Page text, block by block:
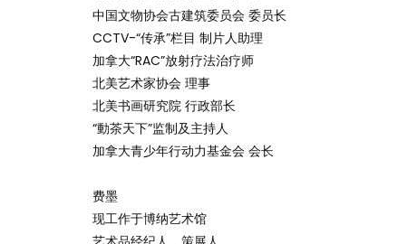
中国文物协会古建筑委员会 委员长
CCTV-“传承”栏目 制片人助理
加拿大“RAC”放射疗法治疗师
北美艺术家协会 理事
北美书画研究院 行政部长
“動茶天下”监制及主持人
加拿大青少年行动力基金会 会长
费墨
现工作于博纳艺术馆